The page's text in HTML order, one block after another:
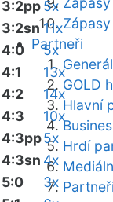
Partneři
GOLD
Hlavní
Hrdí
3:2pp5x
3:2sn 11x
4:0
5x
4:1
13x
4:2
14x
4:3
10x
4:3pp5x
4:3sn 4x
5:0
3x